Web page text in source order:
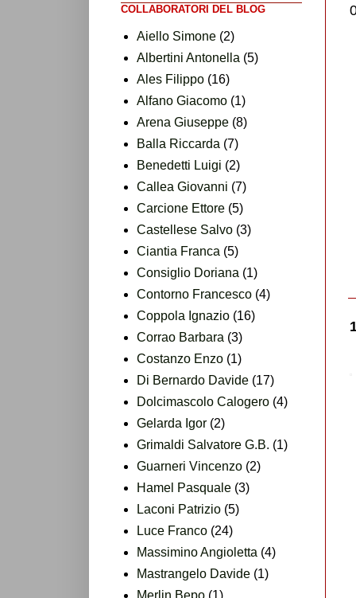
COLLABORATORI DEL BLOG
Aiello Simone (2)
Albertini Antonella (5)
Ales Filippo (16)
Alfano Giacomo (1)
Arena Giuseppe (8)
Balla Riccarda (7)
Benedetti Luigi (2)
Callea Giovanni (7)
Carcione Ettore (5)
Castellese Salvo (3)
Ciantia Franca (5)
Consiglio Doriana (1)
Contorno Francesco (4)
Coppola Ignazio (16)
Corrao Barbara (3)
Costanzo Enzo (1)
Di Bernardo Davide (17)
Dolcimascolo Calogero (4)
Gelarda Igor (2)
Grimaldi Salvatore G.B. (1)
Guarneri Vincenzo (2)
Hamel Pasquale (3)
Laconi Patrizio (5)
Luce Franco (24)
Massimino Angioletta (4)
Mastrangelo Davide (1)
Merlin Bepo (1)